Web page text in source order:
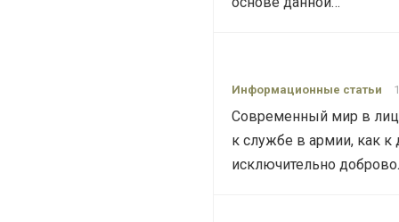
Информационные статьи
Современный мир в
к службе в армии, как
исключительно